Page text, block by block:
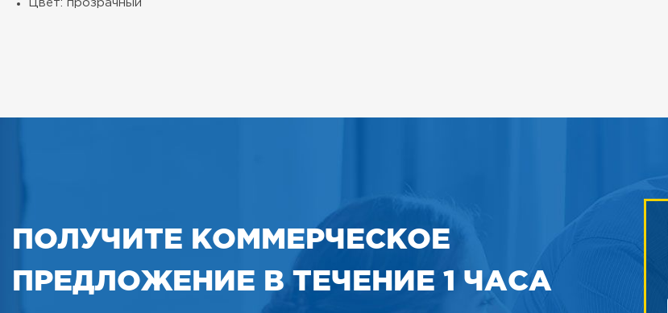
Цвет: прозрачный
ПОЛУЧИТЕ КОММЕРЧЕСКОЕ
ПРЕДЛОЖЕНИЕ В ТЕЧЕНИЕ 1 ЧАСА